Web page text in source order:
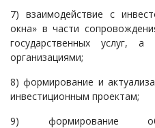
7) взаимодействие с
окна» в части
государственных услуг,
организациями;
8) формирование и
инвестиционным проектам;
9) формирование